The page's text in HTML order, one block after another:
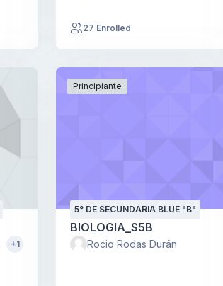
27 Enrolled
+1
Principiante
5° DE SECUNDARIA BLUE "B"
BIOLOGIA_S5B
Rocio Rodas Durán